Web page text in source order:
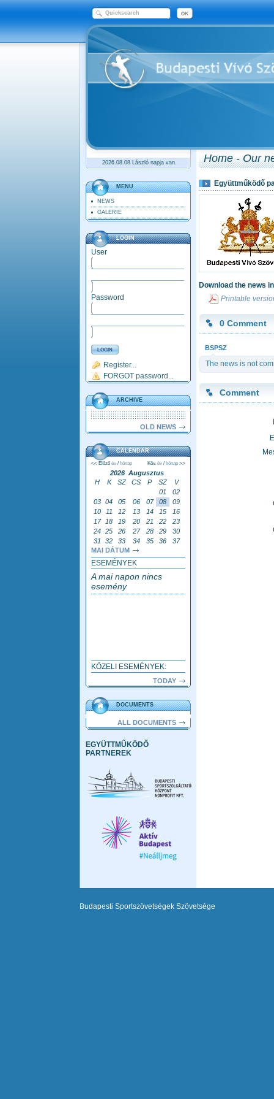
2026.08.08 László napja van.
MENU
NEWS
GALERIE
LOGIN
User
Password
Register...
FORGOT password...
ARCHIVE
OLD NEWS
CALENDAR
<< Előző év / hónap Köv. év / hónap >>
2026 Augusztus
H
K SZ CS P SZ
V
01
02
03 04 05 06 07 08
09
10
11 12 13 14 15
16
17
18 19 20 21 22
23
24 25 26 27 28 29
30
31
32 33 34 35 36
37
MAI DÁTUM
ESEMÉNYEK
A mai napon nincs
esemény
KÖZELI ESEMÉNYEK:
TODAY
DOCUMENTS
ALL DOCUMENTS
EGYÜTTMŰKÖDŐ
PARTNEREK
Home - Our
Együttműködő
Download the news
Printable
0 Comment
BSPSZ
The news is not
Comment
Budapesti Sportszövetségek Szövetsége